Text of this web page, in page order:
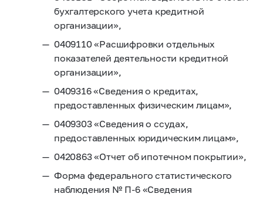
бухгалтерского учета кредитной
организации»,
0409110 «Расшифровки отдельных
показателей деятельности кредитной
организации»,
0409316 «Сведения о кредитах,
предоставленных физическим лицам»,
0409303 «Сведения о ссудах,
предоставленных юридическим лицам»,
0420863 «Отчет об ипотечном покрытии»,
Форма федерального статистического
наблюдения № П-6 «Сведения